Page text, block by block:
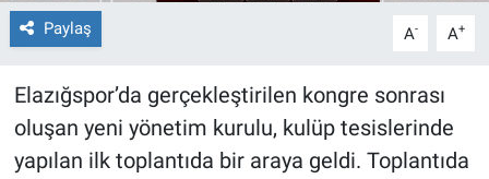
Paylaş A- A+
Elazığspor’da gerçekleştirilen kongre sonrası
oluşan yeni yönetim kurulu, kulüp tesislerinde
yapılan ilk toplantıda bir araya geldi. Toplantıda